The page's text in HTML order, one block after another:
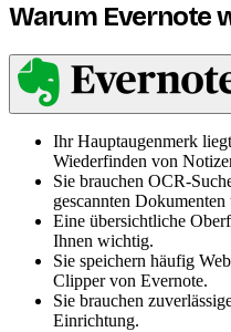
Warum Evernote
Ihr Hauptaugenmerk
Wiederfinden von
Sie brauchen OCR-
gescannten
Eine übersichtliche
Ihnen wichtig.
Sie speichern häufig
Clipper von Evernote.
Sie brauchen
Einrichtung.